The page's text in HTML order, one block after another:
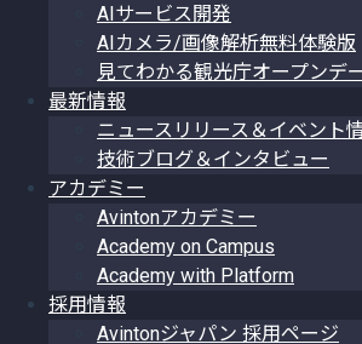
AIサービス開発
AIカメラ/画像解析無料体験版
見てわかる観光庁オープンデ
最新情報
ニュースリリース＆イベント
技術ブログ＆インタビュー
アカデミー
Avintonアカデミー
Academy on Campus
Academy with Platform
採用情報
Avintonジャパン 採用ページ